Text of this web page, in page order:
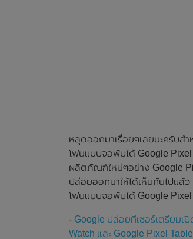
หลุดออกมาเรื่อยๆเลยนะครับส
โฟนแบบจอพับได้ Google
ผลิตภัณฑ์ใหม่ๆอย่าง Google
ปล่อยออกมาให้ได้เห็นกันไปแล้
โฟนแบบจอพับได้ Google
- Google ปล่อยทีเซอร์เตรียมเ
Watch และ Google Pixel